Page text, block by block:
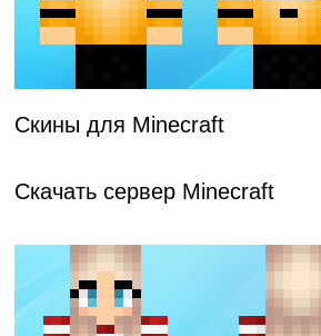
Скины для Minecraft
Скачать сервер Minecraft